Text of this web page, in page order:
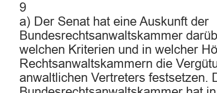
9
a) Der Senat hat eine Auskunft der
Bundesrechtsanwaltskammer
welchen Kriterien und in welcher
Rechtsanwaltskammern die
anwaltlichen Vertreters festsetzen.